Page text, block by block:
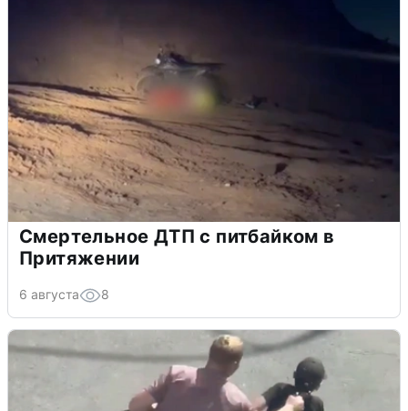
Смертельное ДТП с питбайком в
Притяжении
6 августа 8